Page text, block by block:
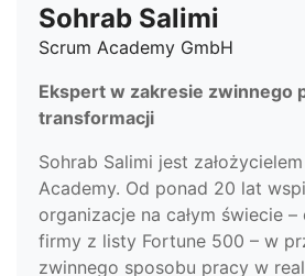
Sohrab Salimi
Scrum Academy GmbH
Ekspert w zakresie zwinnego
transformacji
Sohrab Salimi jest
Academy. Od ponad 20 lat
organizacje na całym świecie
firmy z listy Fortune 500 – w
zwinnego sposobu pracy w